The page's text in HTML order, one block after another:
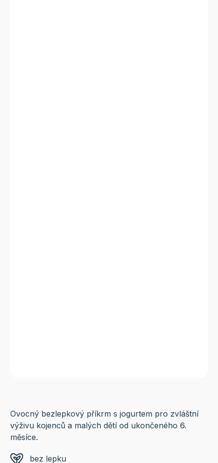
Ovocný bezlepkový příkrm s jogurtem pro zvláštní
výživu kojenců a malých dětí od ukončeného 6.
měsíce.
bez lepku